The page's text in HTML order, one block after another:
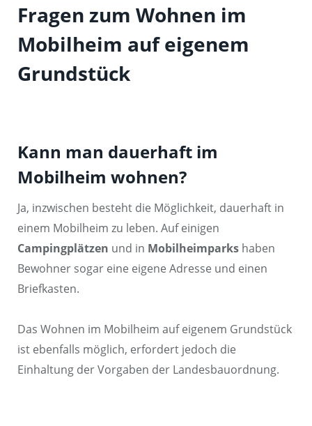
Fragen zum Wohnen im
Mobilheim auf eigenem
Grundstück
Kann man dauerhaft im
Mobilheim wohnen?
Ja, inzwischen besteht die Möglichkeit, dauerhaft in
einem Mobilheim zu leben. Auf einigen
Campingplätzen und in Mobilheimparks haben
Bewohner sogar eine eigene Adresse und einen
Briefkasten.
Das Wohnen im Mobilheim auf eigenem Grundstück
ist ebenfalls möglich, erfordert jedoch die
Einhaltung der Vorgaben der Landesbauordnung.